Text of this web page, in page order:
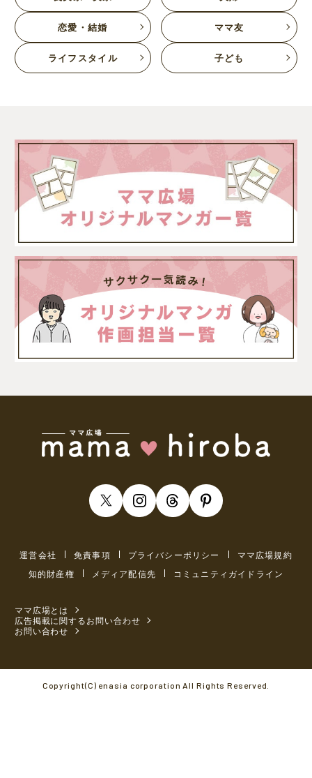
恋愛・結婚 ママ友
ライフスタイル 子ども
運営会社 免責事項 プライバシーポリシー
ママ広場規約
知的財産権
メディア配信先 コミュニティガイドライン
ママ広場とは
広告掲載に関するお問い合わせ
お問い合わせ
Copyright(C) enasia corporation All Rights Reserved.